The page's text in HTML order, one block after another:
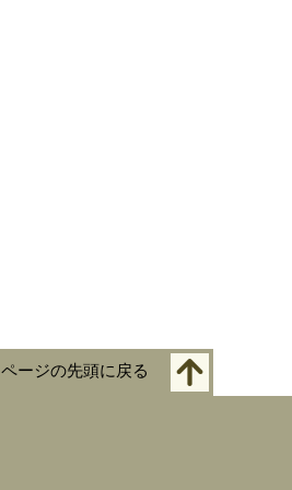
ページの先頭に戻る